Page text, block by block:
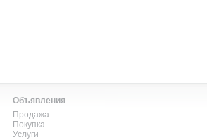
Объявления
Продажа
Покупка
Услуги